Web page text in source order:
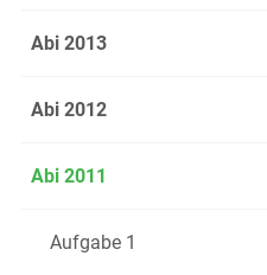
Abi 2013
Abi 2012
Abi 2011
Aufgabe 1